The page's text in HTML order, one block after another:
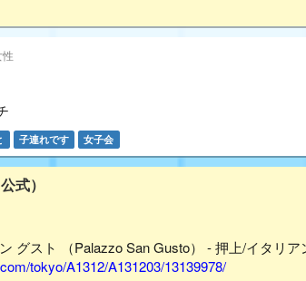
子連れです 女子会
式）
グスト （Palazzo San Gusto） - 押上/イタリア
tokyo/A1312/A131203/13139978/